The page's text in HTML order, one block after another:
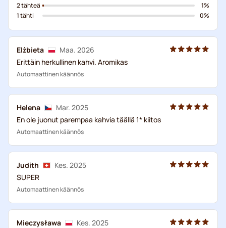
2 tähteä
1 tähti
1%
0%
Elżbieta
Maa. 2026
Erittäin herkullinen kahvi. Aromikas
Automaattinen käännös
Helena
Mar. 2025
En ole juonut parempaa kahvia täällä 1* kiitos
Automaattinen käännös
Judith
Kes. 2025
SUPER
Automaattinen käännös
Mieczysława
Kes. 2025